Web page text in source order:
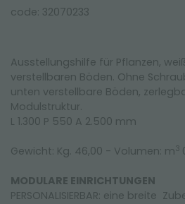
code: 32070233
Ausstellungshilfe für Pflanzen,
verstellbaren Böden. Ohne
unten verstellbare Böden,
Modulstruktur.
L 1.300 P 550 A 2.500 mm
Gewicht: Kg. 46,00 - Volumen: m3
MODULARE EINRICHTUNGEN
PERSONALISIERBAR: eine breite